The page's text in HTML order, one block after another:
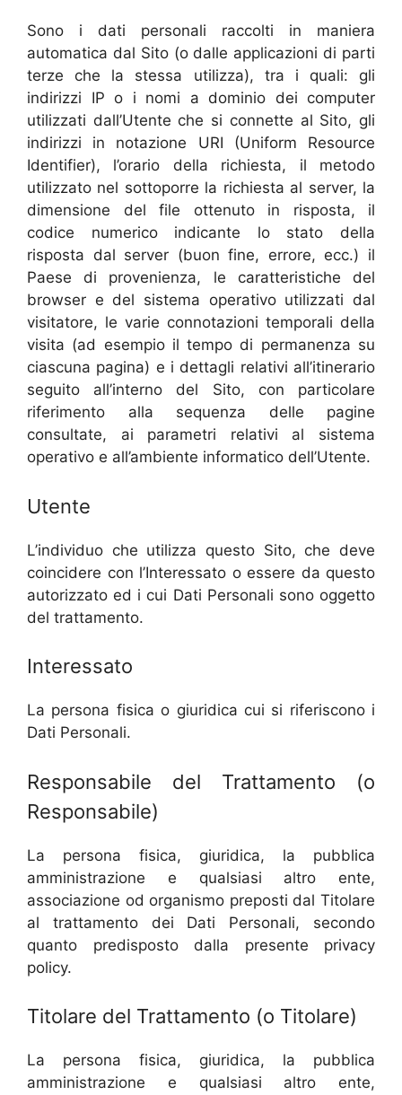
Sono i dati personali raccolti in maniera
automatica dal Sito (o dalle applicazioni di parti
terze che la stessa utilizza), tra i quali: gli
indirizzi IP o i nomi a dominio dei computer
utilizzati dall’Utente che si connette al Sito, gli
indirizzi in notazione URI (Uniform Resource
Identifier), l’orario della richiesta, il metodo
utilizzato nel sottoporre la richiesta al server, la
dimensione del file ottenuto in risposta, il
codice numerico indicante lo stato della
risposta dal server (buon fine, errore, ecc.) il
Paese di provenienza, le caratteristiche del
browser e del sistema operativo utilizzati dal
visitatore, le varie connotazioni temporali della
visita (ad esempio il tempo di permanenza su
ciascuna pagina) e i dettagli relativi all’itinerario
seguito all’interno del Sito, con particolare
riferimento alla sequenza delle pagine
consultate, ai parametri relativi al sistema
operativo e all’ambiente informatico dell’Utente.
Utente
L’individuo che utilizza questo Sito, che deve
coincidere con l’Interessato o essere da questo
autorizzato ed i cui Dati Personali sono oggetto
del trattamento.
Interessato
La persona fisica o giuridica cui si riferiscono i
Dati Personali.
Responsabile del Trattamento (o
Responsabile)
La persona fisica, giuridica, la pubblica
amministrazione e qualsiasi altro ente,
associazione od organismo preposti dal Titolare
al trattamento dei Dati Personali, secondo
quanto predisposto dalla presente privacy
policy.
Titolare del Trattamento (o Titolare)
La persona fisica, giuridica, la pubblica
amministrazione e qualsiasi altro ente,